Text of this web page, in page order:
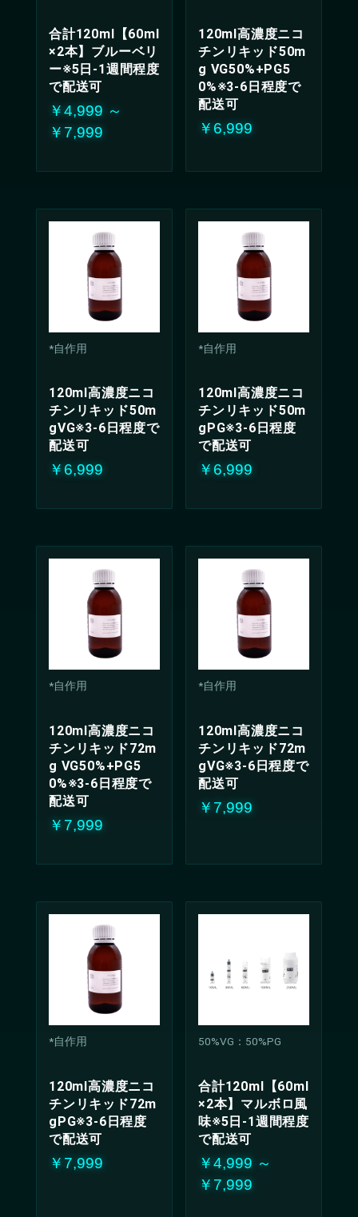
合計120ml【60ml
×2本】ブルーベリ
ー※5日-1週間程度
で配送可
￥4,999 ～
￥7,999
120ml高濃度ニコ
チンリキッド50m
g VG50%+PG5
0%※3-6日程度で
配送可
￥6,999
*自作用
120ml高濃度ニコ
チンリキッド50m
gVG※3-6日程度で
配送可
￥6,999
*自作用
120ml高濃度ニコ
チンリキッド50m
gPG※3-6日程度
で配送可
￥6,999
*自作用
120ml高濃度ニコ
チンリキッド72m
g VG50%+PG5
0%※3-6日程度で
配送可
￥7,999
*自作用
120ml高濃度ニコ
チンリキッド72m
gVG※3-6日程度で
配送可
￥7,999
*自作用
120ml高濃度ニコ
チンリキッド72m
gPG※3-6日程度
で配送可
￥7,999
50%VG：50%PG
合計120ml【60ml
×2本】マルボロ風
味※5日-1週間程度
で配送可
￥4,999 ～
￥7,999